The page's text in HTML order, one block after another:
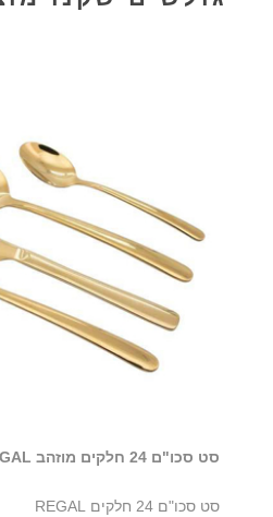
סט סכו"ם 24 חלקים מוזהב REGAL
סט סכו"ם 24 חלקים REGAL